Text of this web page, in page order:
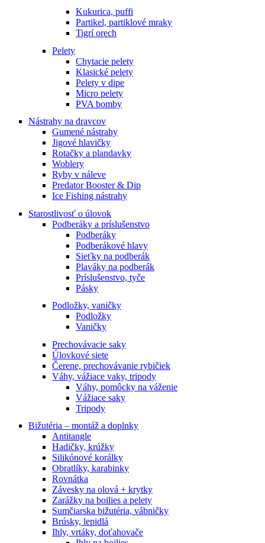
Kukurica, puffi
Partikel, partiklové mraky
Tigrí orech
Pelety
Chytacie pelety
Klasické pelety
Pelety v dipe
Micro pelety
PVA bomby
Nástrahy na dravcov
Gumené nástrahy
Jigové hlavičky
Rotačky a plandavky
Woblery
Ryby v náleve
Predator Booster & Dip
Ice Fishing nástrahy
Starostlivosť o úlovok
Podberáky a príslušenstvo
Podberáky
Podberákové hlavy
Sieťky na podberák
Plaváky na podberák
Príslušenstvo, tyče
Pásky
Podložky, vaničky
Podložky
Vaničky
Prechovávacie saky
Úlovkové siete
Čerene, prechovávanie rybičiek
Váhy, vážiace vaky, tripody
Váhy, pomôcky na váženie
Vážiace saky
Tripody
Bižutéria – montáž a doplnky
Antitangle
Hadičky, krúžky
Silikónové korálky
Obratlíky, karabinky
Rovnátka
Závesky na olová + krytky
Zarážky na boilies a pelety
Sumčiarska bižutéria, vábničky
Brúsky, lepidlá
Ihly, vrtáky, doťahovače